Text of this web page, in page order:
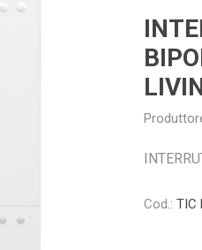
Cod.: TIC